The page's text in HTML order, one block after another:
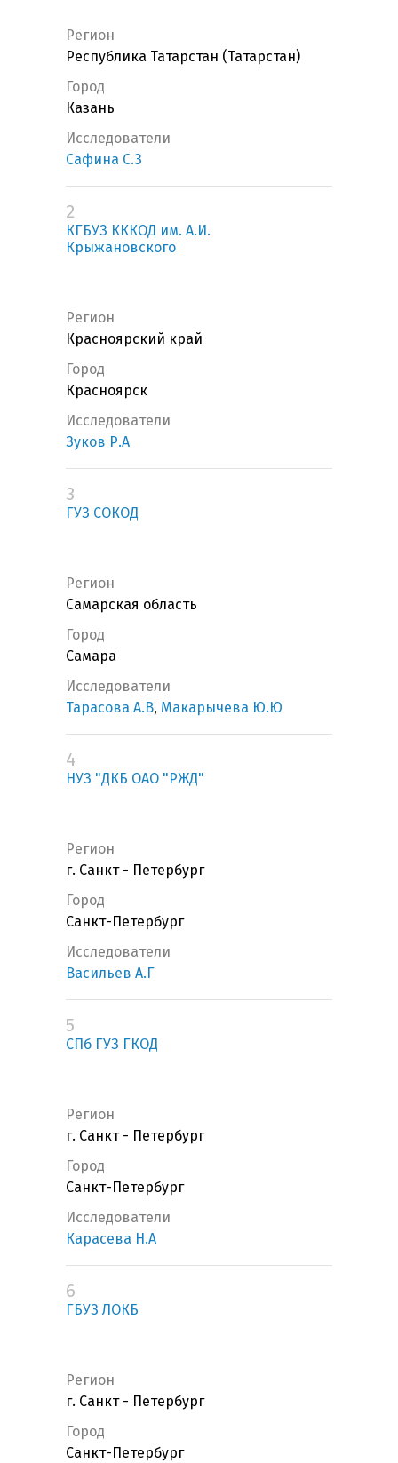
Регион
Республика Татарстан (Татарстан)
Город
Казань
Исследователи
Сафина С.З
2
КГБУЗ КККОД им. А.И.
Крыжановского
Регион
Красноярский край
Город
Красноярск
Исследователи
Зуков Р.А
3
ГУЗ СОКОД
Регион
Самарская область
Город
Самара
Исследователи
Тарасова А.В, Макарычева Ю.Ю
4
НУЗ "ДКБ ОАО "РЖД"
Регион
г. Санкт - Петербург
Город
Санкт-Петербург
Исследователи
Васильев А.Г
5
СПб ГУЗ ГКОД
Регион
г. Санкт - Петербург
Город
Санкт-Петербург
Исследователи
Карасева Н.А
6
ГБУЗ ЛОКБ
Регион
г. Санкт - Петербург
Город
Санкт-Петербург